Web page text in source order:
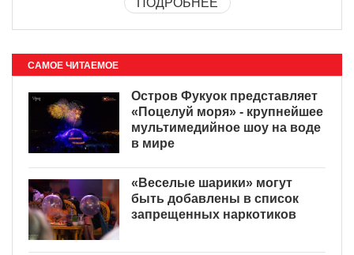
ПОДРОБНЕЕ
САМОЕ ЧИТАЕМОЕ
Остров Фукуок представляет
«Поцелуй моря» - крупнейшее
мультимедийное шоу на воде
в мире
«Веселые шарики» могут
быть добавлены в список
запрещенных наркотиков